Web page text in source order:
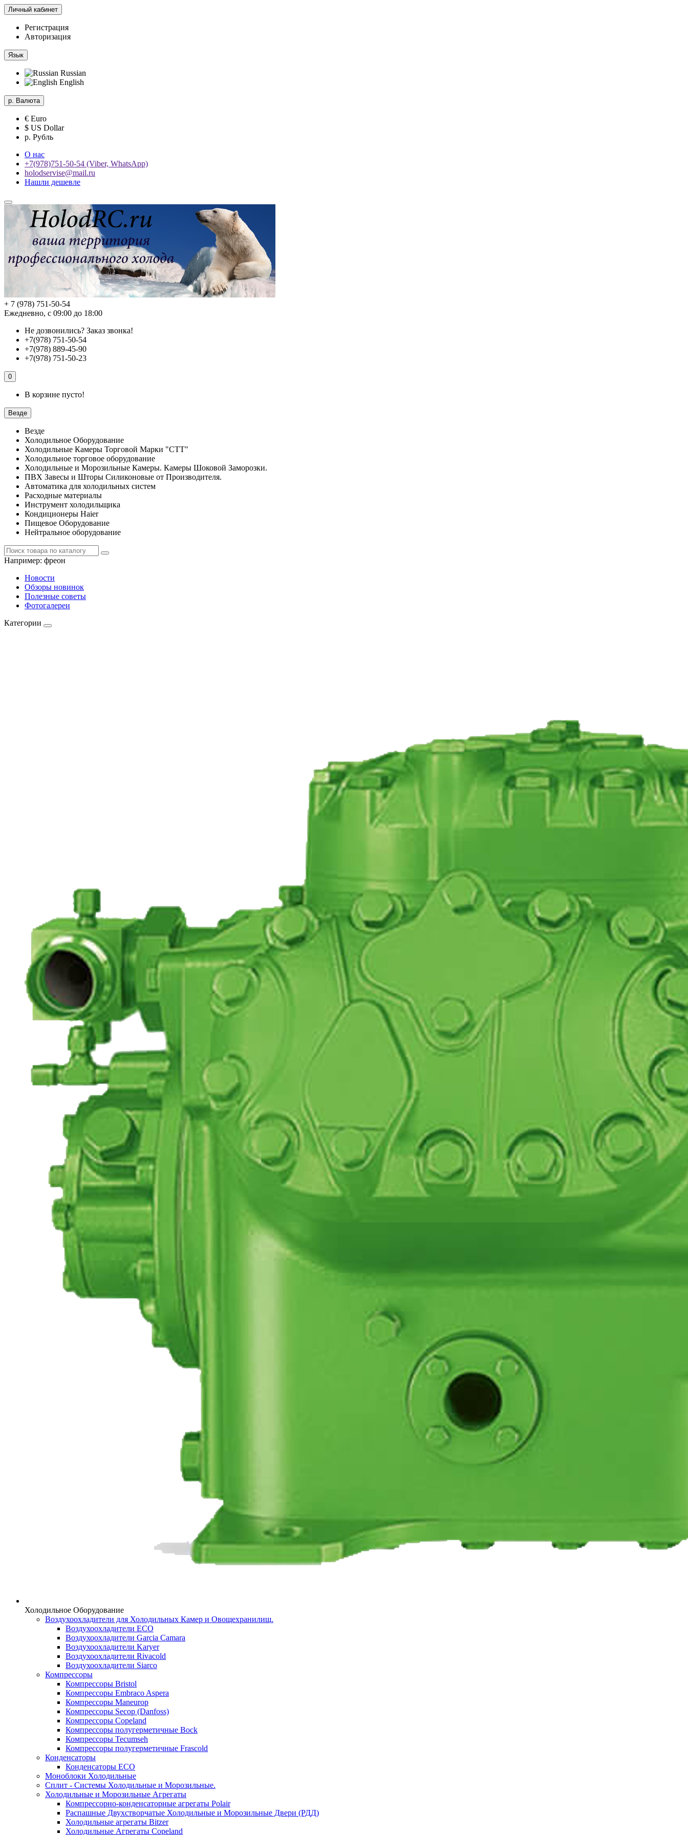
Личный кабинет
Регистрация
Авторизация
Язык
Russian
English
р. Валюта
€ Euro
$ US Dollar
р. Рубль
О нас
+7(978)751-50-54 (Viber, WhatsApp)
holodservise@mail.ru
Нашли дешевле
+ 7 (978) 751-50-54
Ежедневно, с 09:00 до 18:00
Не дозвонились? Заказ звонка!
+7(978) 751-50-54
+7(978) 889-45-90
+7(978) 751-50-23
0
В корзине пусто!
Везде
Везде
Холодильное Оборудование
Холодильные Камеры Торговой Марки "СТТ"
Холодильное торговое оборудование
Холодильные и Морозильные Камеры. Камеры Шоковой Заморозки.
ПВХ Завесы и Шторы Силиконовые от Производителя.
Автоматика для холодильных систем
Расходные материалы
Инструмент холодильщика
Кондиционеры Haier
Пищевое Оборудование
Нейтральное оборудование
Например: фреон
Новости
Обзоры новинок
Полезные советы
Фотогалереи
Категории
Холодильное Оборудование
Воздухоохладители для Холодильных Камер и Овощехранилищ.
Воздухоохладители ECO
Воздухоохладители Garcia Camara
Воздухоохладители Karyer
Воздухоохладители Rivacold
Воздухоохладители Siarco
Компрессоры
Компрессоры Bristol
Компрессоры Embraco Aspera
Компрессоры Maneurop
Компрессоры Secop (Danfoss)
Компрессоры Copeland
Компрессоры полугерметичные Bock
Компрессоры Tecumseh
Компрессоры полугерметичные Frascold
Конденсаторы
Конденсаторы ECO
Моноблоки Холодильные
Сплит - Системы Холодильные и Морозильные.
Холодильные и Морозильные Агрегаты
Компрессорно-конденсаторные агрегаты Polair
Распашные Двухстворчатые Холодильные и Морозильные Двери (РДД)
Холодильные агрегаты Bitzer
Холодильные Агрегаты Copeland